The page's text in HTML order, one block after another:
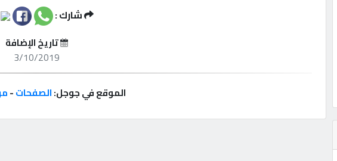
شارك :
تاريخ الإضافة
3/10/2019
الموقع في جوجل:الصفحات-